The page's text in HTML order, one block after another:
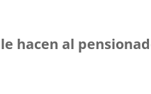
hacen al